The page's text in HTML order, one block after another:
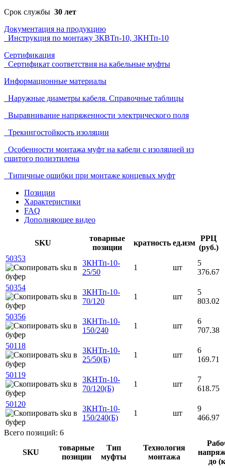
Срок службы 30 лет
Документация на продукцию
Инструкция по монтажу 3КВТп-10, 3КНТп-10
Сертификация
Сертификат соответствия на кабельные муфты
Информационные материалы
Наружные диаметры кабеля. Справочные таблицы
Выравнивание напряженности электрического поля
Трекингостойкость изоляции
Особенности монтажа муфт на кабели с изоляцией из
сшитого полиэтилена
Типичные ошибки при монтаже концевых муфт
Позиции
Характеристики
FAQ
Дополняющее видео
SKU
товарные
позиции
кратность ед.изм
РРЦ
(руб.)
50353
3КНТп-10-
25/50
1 шт
5
376.67
50354
3КНТп-10-
70/120
1 шт
5
803.02
50356
3КНТп-10-
150/240
1 шт
6
707.38
50118
3КНТп-10-
25/50(Б)
1 шт
6
169.71
50119
3КНТп-10-
70/120(Б)
1 шт
7
618.75
50120
3КНТп-10-
150/240(Б)
1 шт
9
466.97
Всего позиций: 6
SKU
товарные
позиции
Тип
муфты
Технология
монтажа
до